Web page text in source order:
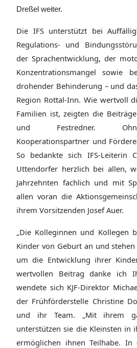
Dreßel weiter.
Die IFS unterstützt bei
Regulations- und
der Sprachentwicklung, der
Konzentrationsmangel sowie
drohender Behinderung – und
Region Rottal-Inn. Wie wertvoll
Familien ist, zeigten die
und Festredner.
Kooperationspartner und
So bedankte sich IFS-Leiterin
Uttendorfer herzlich bei allen,
Jahrzehnten fachlich und mit
allen voran die
ihrem Vorsitzenden Josef Auer.
„Die Kolleginnen und Kollegen
Kinder von Geburt an und
um die Entwicklung ihrer
wertvollen Beitrag danke ich
wendete sich KJF-Direktor
der Frühförderstelle Christine
und ihr Team. „Mit ihrem
unterstützen sie die Kleinsten in
ermöglichen ihnen Teilhabe. In